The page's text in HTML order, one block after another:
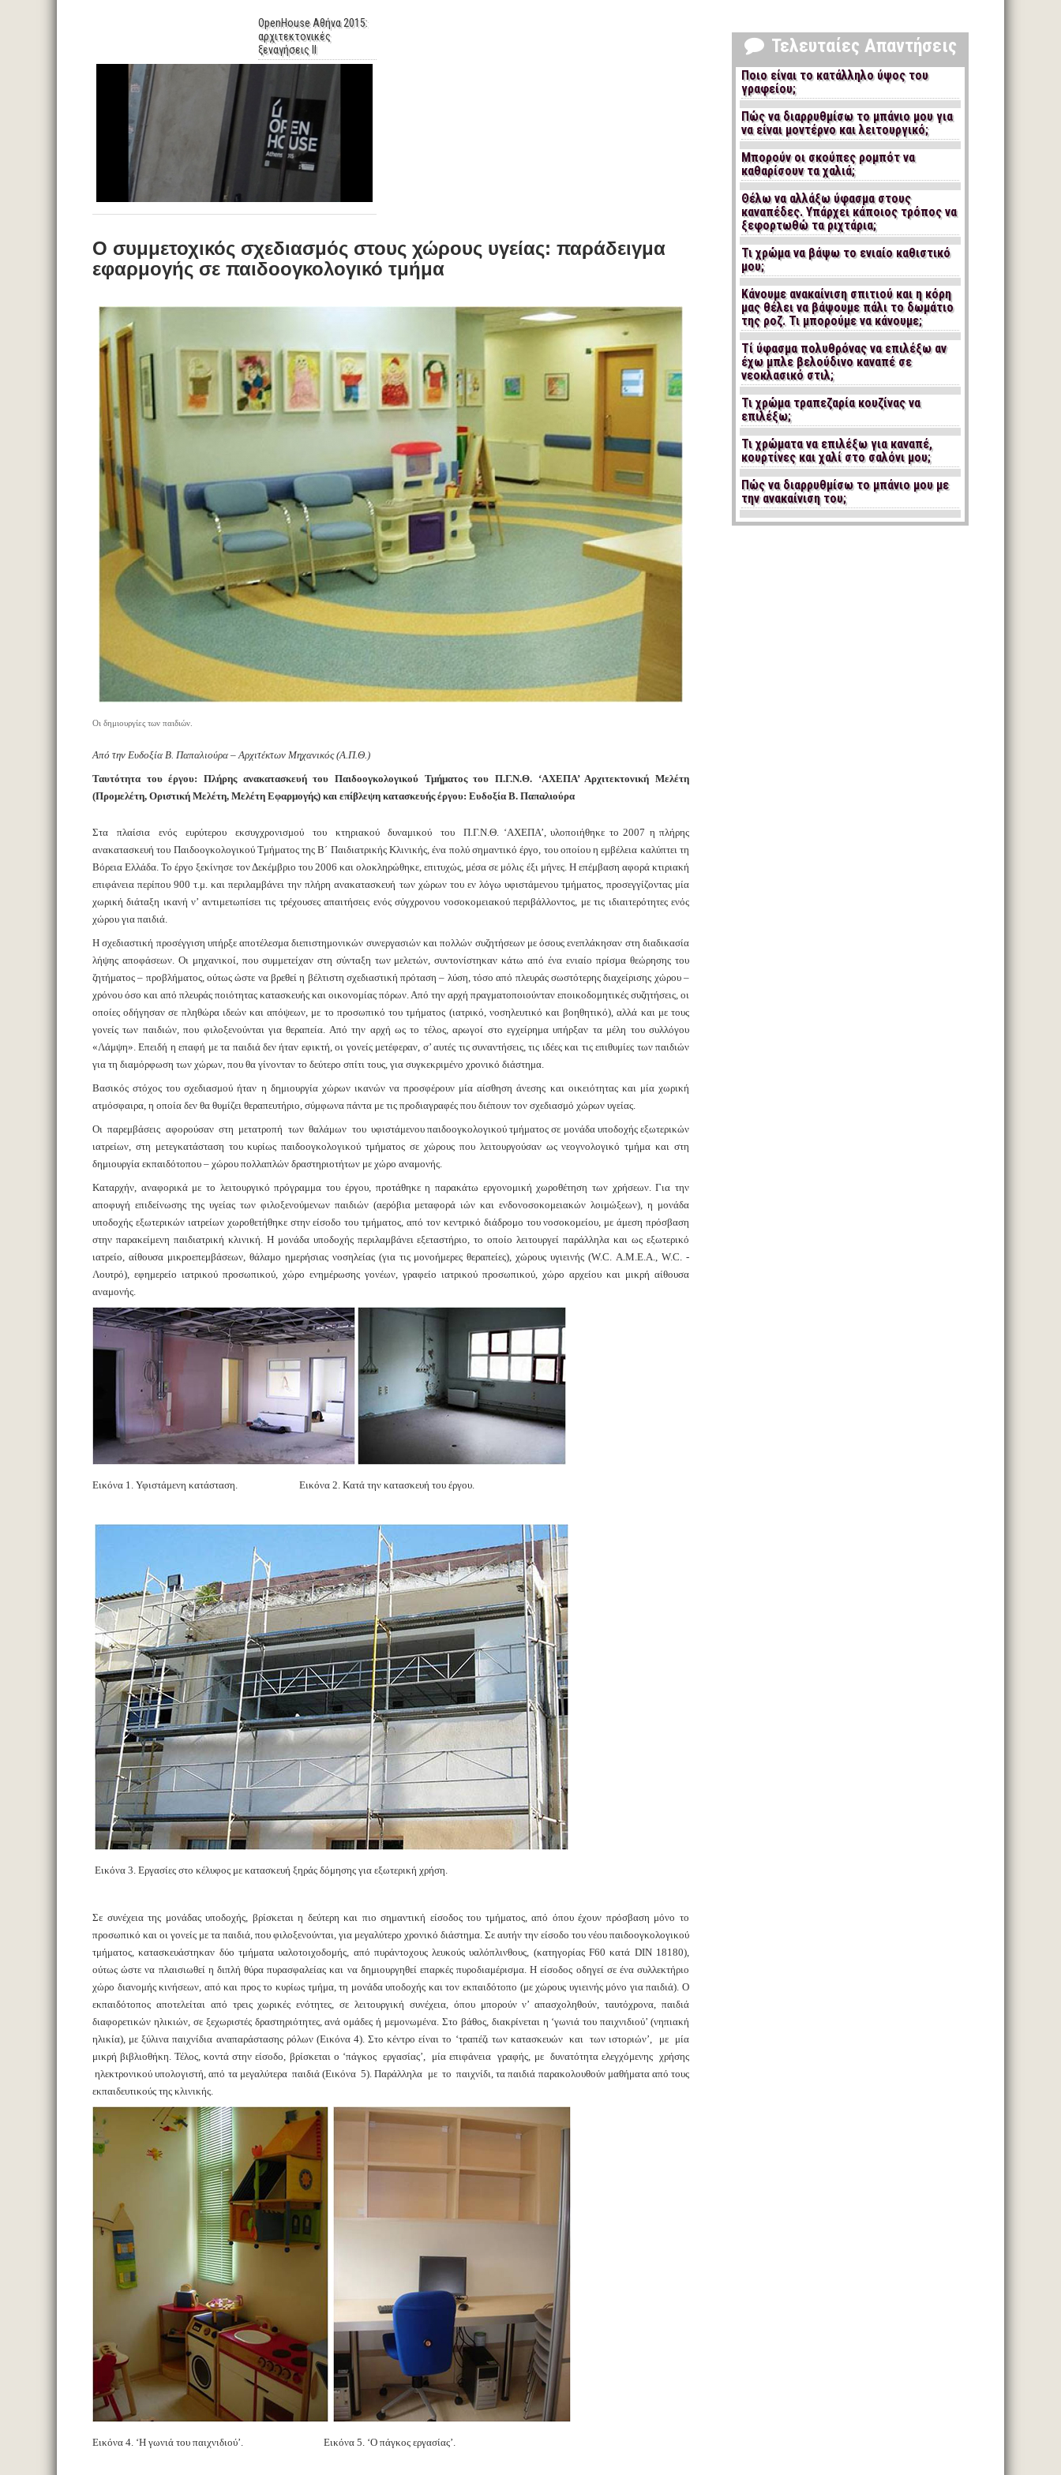
OpenHouse Αθήνα 2015:
αρχιτεκτονικές
ξεναγήσεις II
Ο συμμετοχικός σχεδιασμός στους χώρους υγείας: παράδειγμα
εφαρμογής σε παιδοογκολογικό τμήμα
Οι δημιουργίες των παιδιών.
Από την Ευδοξία Β. Παπαλιούρα – Αρχιτέκτων Μηχανικός (Α.Π.Θ.)
Ταυτότητα του έργου: Πλήρης ανακατασκευή του Παιδοογκολογικού Τμήματος του Π.Γ.Ν.Θ. ‘ΑΧΕΠΑ’ Αρχιτεκτονική Μελέτη
(Προμελέτη, Οριστική Μελέτη, Μελέτη Εφαρμογής) και επίβλεψη κατασκευής έργου: Ευδοξία Β. Παπαλιούρα
Στα πλαίσια ενός ευρύτερου εκσυγχρονισμού του κτηριακού δυναμικού του Π.Γ.Ν.Θ. ‘ΑΧΕΠΑ’, υλοποιήθηκε το 2007 η πλήρης
ανακατασκευή του Παιδοογκολογικού Τμήματος της Β΄ Παιδιατρικής Κλινικής, ένα πολύ σημαντικό έργο, του οποίου η εμβέλεια καλύπτει τη
Βόρεια Ελλάδα. Το έργο ξεκίνησε τον Δεκέμβριο του 2006 και ολοκληρώθηκε, επιτυχώς, μέσα σε μόλις έξι μήνες. Η επέμβαση αφορά κτιριακή
επιφάνεια περίπου 900 τ.μ. και περιλαμβάνει την πλήρη ανακατασκευή των χώρων του εν λόγω υφιστάμενου τμήματος, προσεγγίζοντας μία
χωρική διάταξη ικανή ν’ αντιμετωπίσει τις τρέχουσες απαιτήσεις ενός σύγχρονου νοσοκομειακού περιβάλλοντος, με τις ιδιαιτερότητες ενός
χώρου για παιδιά.
Η σχεδιαστική προσέγγιση υπήρξε αποτέλεσμα διεπιστημονικών συνεργασιών και πολλών συζητήσεων με όσους ενεπλάκησαν στη διαδικασία
λήψης αποφάσεων. Οι μηχανικοί, που συμμετείχαν στη σύνταξη των μελετών, συντονίστηκαν κάτω από ένα ενιαίο πρίσμα θεώρησης του
ζητήματος – προβλήματος, ούτως ώστε να βρεθεί η βέλτιστη σχεδιαστική πρόταση – λύση, τόσο από πλευράς σωστότερης διαχείρισης χώρου –
χρόνου όσο και από πλευράς ποιότητας κατασκευής και οικονομίας πόρων. Από την αρχή πραγματοποιούνταν εποικοδομητικές συζητήσεις, οι
οποίες οδήγησαν σε πληθώρα ιδεών και απόψεων, με το προσωπικό του τμήματος (ιατρικό, νοσηλευτικό και βοηθητικό), αλλά και με τους
γονείς των παιδιών, που φιλοξενούνται για θεραπεία. Από την αρχή ως το τέλος, αρωγοί στο εγχείρημα υπήρξαν τα μέλη του συλλόγου
«Λάμψη». Επειδή η επαφή με τα παιδιά δεν ήταν εφικτή, οι γονείς μετέφεραν, σ’ αυτές τις συναντήσεις, τις ιδέες και τις επιθυμίες των παιδιών
για τη διαμόρφωση των χώρων, που θα γίνονταν το δεύτερο σπίτι τους, για συγκεκριμένο χρονικό διάστημα.
Βασικός στόχος του σχεδιασμού ήταν η δημιουργία χώρων ικανών να προσφέρουν μία αίσθηση άνεσης και οικειότητας και μία χωρική
ατμόσφαιρα, η οποία δεν θα θυμίζει θεραπευτήριο, σύμφωνα πάντα με τις προδιαγραφές που διέπουν τον σχεδιασμό χώρων υγείας.
Οι παρεμβάσεις αφορούσαν στη μετατροπή των θαλάμων του υφιστάμενου παιδοογκολογικού τμήματος σε μονάδα υποδοχής εξωτερικών
ιατρείων, στη μετεγκατάσταση του κυρίως παιδοογκολογικού τμήματος σε χώρους που λειτουργούσαν ως νεογνολογικό τμήμα και στη
δημιουργία εκπαιδότοπου – χώρου πολλαπλών δραστηριοτήτων με χώρο αναμονής.
Καταρχήν, αναφορικά με το λειτουργικό πρόγραμμα του έργου, προτάθηκε η παρακάτω εργονομική χωροθέτηση των χρήσεων. Για την
αποφυγή επιδείνωσης της υγείας των φιλοξενούμενων παιδιών (αερόβια μεταφορά ιών και ενδονοσοκομειακών λοιμώξεων), η μονάδα
υποδοχής εξωτερικών ιατρείων χωροθετήθηκε στην είσοδο του τμήματος, από τον κεντρικό διάδρομο του νοσοκομείου, με άμεση πρόσβαση
στην παρακείμενη παιδιατρική κλινική. Η μονάδα υποδοχής περιλαμβάνει εξεταστήριο, το οποίο λειτουργεί παράλληλα και ως εξωτερικό
ιατρείο, αίθουσα μικροεπεμβάσεων, θάλαμο ημερήσιας νοσηλείας (για τις μονοήμερες θεραπείες), χώρους υγιεινής (W.C. Α.Μ.Ε.Α., W.C. -
Λουτρό), εφημερείο ιατρικού προσωπικού, χώρο ενημέρωσης γονέων, γραφείο ιατρικού προσωπικού, χώρο αρχείου και μικρή αίθουσα
αναμονής.
Εικόνα 1. Υφιστάμενη κατάσταση. Εικόνα 2. Κατά την κατασκευή του έργου.
Εικόνα 3. Εργασίες στο κέλυφος με κατασκευή ξηράς δόμησης για εξωτερική χρήση.
Σε συνέχεια της μονάδας υποδοχής, βρίσκεται η δεύτερη και πιο σημαντική είσοδος του τμήματος, από όπου έχουν πρόσβαση μόνο το
προσωπικό και οι γονείς με τα παιδιά, που φιλοξενούνται, για μεγαλύτερο χρονικό διάστημα. Σε αυτήν την είσοδο του νέου παιδοογκολογικού
τμήματος, κατασκευάστηκαν δύο τμήματα υαλοτοιχοδομής, από πυράντοχους λευκούς υαλόπλινθους, (κατηγορίας F60 κατά DIN 18180),
ούτως ώστε να πλαισιωθεί η διπλή θύρα πυρασφαλείας και να δημιουργηθεί επαρκές πυροδιαμέρισμα. Η είσοδος οδηγεί σε ένα συλλεκτήριο
χώρο διανομής κινήσεων, από και προς το κυρίως τμήμα, τη μονάδα υποδοχής και τον εκπαιδότοπο (με χώρους υγιεινής μόνο για παιδιά). Ο
εκπαιδότοπος αποτελείται από τρεις χωρικές ενότητες, σε λειτουργική συνέχεια, όπου μπορούν ν’ απασχοληθούν, ταυτόχρονα, παιδιά
διαφορετικών ηλικιών, σε ξεχωριστές δραστηριότητες, ανά ομάδες ή μεμονωμένα. Στο βάθος, διακρίνεται η ‘γωνιά του παιχνιδιού’ (νηπιακή
ηλικία), με ξύλινα παιχνίδια αναπαράστασης ρόλων (Εικόνα 4). Στο κέντρο είναι το ‘τραπέζι των κατασκευών και των ιστοριών’, με μία
μικρή βιβλιοθήκη. Τέλος, κοντά στην είσοδο, βρίσκεται ο ‘πάγκος εργασίας’, μία επιφάνεια γραφής, με δυνατότητα ελεγχόμενης χρήσης
ηλεκτρονικού υπολογιστή, από τα μεγαλύτερα παιδιά (Εικόνα 5). Παράλληλα με το παιχνίδι, τα παιδιά παρακολουθούν μαθήματα από τους
εκπαιδευτικούς της κλινικής.
Εικόνα 4. ‘Η γωνιά του παιχνιδιού’. Εικόνα 5. ‘Ο πάγκος εργασίας’.
Τελευταίες Απαντήσεις
Ποιο είναι το κατάλληλο ύψος του
γραφείου;
Πώς να διαρρυθμίσω το μπάνιο μου για
να είναι μοντέρνο και λειτουργικό;
Μπορούν οι σκούπες ρομπότ να
καθαρίσουν τα χαλιά;
Θέλω να αλλάξω ύφασμα στους
καναπέδες. Υπάρχει κάποιος τρόπος να
ξεφορτωθώ τα ριχτάρια;
Τι χρώμα να βάψω το ενιαίο καθιστικό
μου;
Κάνουμε ανακαίνιση σπιτιού και η κόρη
μας θέλει να βάψουμε πάλι το δωμάτιο
της ροζ. Τι μπορούμε να κάνουμε;
Τί ύφασμα πολυθρόνας να επιλέξω αν
έχω μπλε βελούδινο καναπέ σε
νεοκλασικό στιλ;
Τι χρώμα τραπεζαρία κουζίνας να
επιλέξω;
Τι χρώματα να επιλέξω για καναπέ,
κουρτίνες και χαλί στο σαλόνι μου;
Πώς να διαρρυθμίσω το μπάνιο μου με
την ανακαίνιση του;